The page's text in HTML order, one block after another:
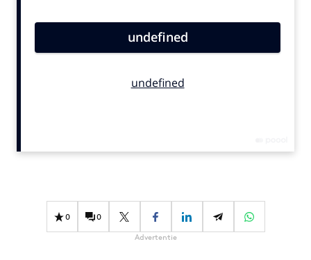
Carriere
Diversiteit
0 0
Advertentie